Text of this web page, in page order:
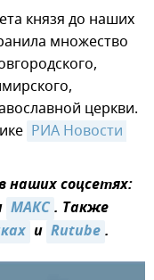
князя до наших
множество
церкви.
РИА Новости
соцсетях:
MAКС. Также
и Rutube.